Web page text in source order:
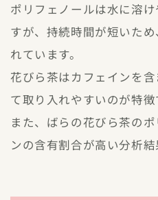
ポリフェノールは水に溶
すが、持続時間が短いた
れています。
花びら茶はカフェインを
て取り入れやすいのが特徴
また、ばらの花びら茶の
ンの含有割合が高い分析結